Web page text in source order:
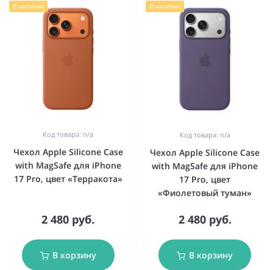
В наличии
Код товара: n/a
Чехол Apple Silicone Case
with MagSafe для iPhone
17 Pro, цвет «Терракота»
2 480 руб.
В корзину
В наличии
Код товара: n/a
Чехол Apple Silicone Case
with MagSafe для iPhone
17 Pro, цвет
«Фиолетовый туман»
2 480 руб.
В корзину